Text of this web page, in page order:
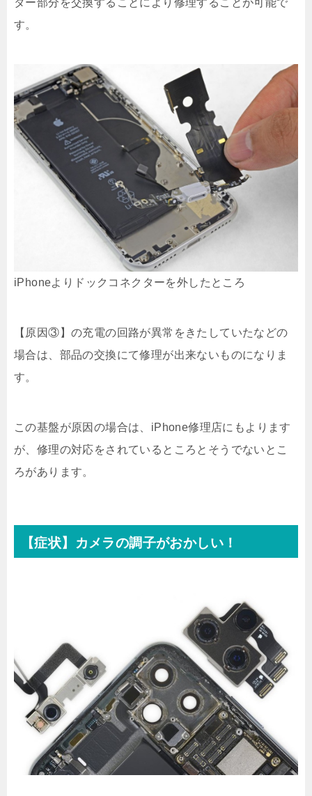
ター部分を交換することにより修理することが可能で
す。
iPhoneよりドックコネクターを外したところ
【原因③】の充電の回路が異常をきたしていたなどの
場合は、部品の交換にて修理が出来ないものになりま
す。
この基盤が原因の場合は、iPhone修理店にもよります
が、修理の対応をされているところとそうでないとこ
ろがあります。
【症状】カメラの調子がおかしい！